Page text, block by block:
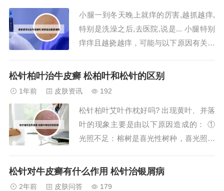
出现以上症状时，那就表示你该补充酵素
了。表现五：疲...
小腿一到冬天晚上就痒的厉害,越抓越痒,
特别是洗澡之后,去医院,说是... 小腿特别
痒痒且越挠越痒，可能与以下原因有关：
肤炎症，会导致剧烈瘙痒。荨麻疹：表现
后引发的炎症反应，也会导致瘙痒。第湿
疹...
松针柏叶治牛皮癣 松柏叶和松针的区别
1年前 皮肤资讯 192
松针柏叶艾叶作枕好吗? 出现黄叶、并落
叶的现象主要是由以下原因造成的： ①
光照不足：榕树是喜光性树种，喜光照充
易出现黄叶落叶的现象，置于光照较好处
松针对牛皮癣有什么作用 松针治银屑病
2年前 皮肤问答 179